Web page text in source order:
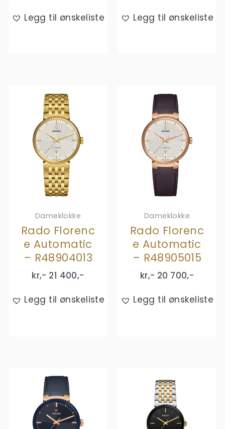
Legg til ønskeliste Legg til ønskeliste
Dameklokke
Rado Florenc
e Automatic
– R48904013
kr,- 21 400,-
Legg til ønskeliste
Dameklokke
Rado Florenc
e Automatic
– R48905015
kr,- 20 700,-
Legg til ønskeliste